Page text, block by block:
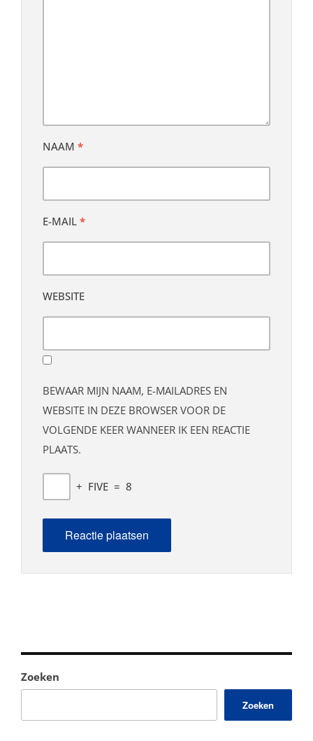
Zoeken
Zoeken
NAAM *
E-MAIL *
WEBSITE
BEWAAR MIJN NAAM, E-MAILADRES EN
WEBSITE IN DEZE BROWSER VOOR DE
VOLGENDE KEER WANNEER IK EEN REACTIE
PLAATS.
+ FIVE = 8